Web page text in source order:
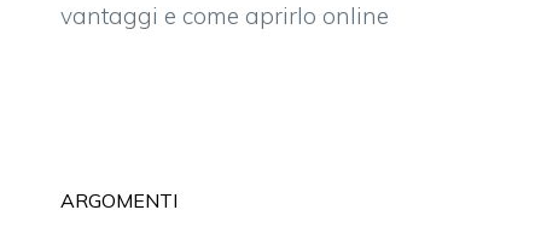
vantaggi e come aprirlo online
ARGOMENTI